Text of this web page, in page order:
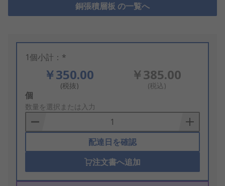
銅張積層板 の一覧へ
1個小計：*
￥350.00
(税抜)
￥385.00
(税込)
Add
to
Basket
個
数量を選択または入力
配達日を確認
注文書へ追加